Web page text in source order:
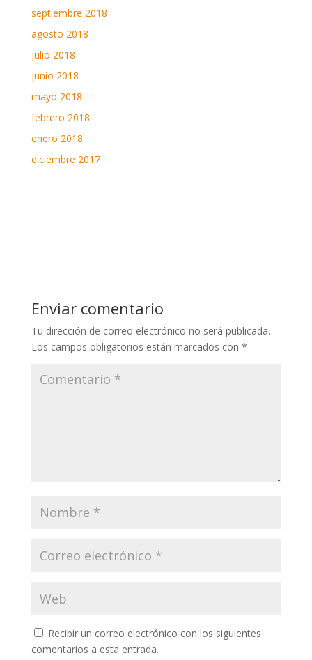
septiembre 2018
agosto 2018
julio 2018
junio 2018
mayo 2018
febrero 2018
enero 2018
diciembre 2017
Enviar comentario
Tu dirección de correo electrónico no será publicada.
Los campos obligatorios están marcados con *
Recibir un correo electrónico con los siguientes
comentarios a esta entrada.